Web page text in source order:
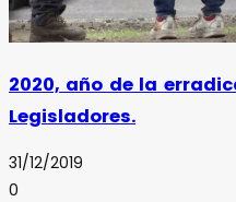
2020, año de la
Legisladores.
31/12/2019
0